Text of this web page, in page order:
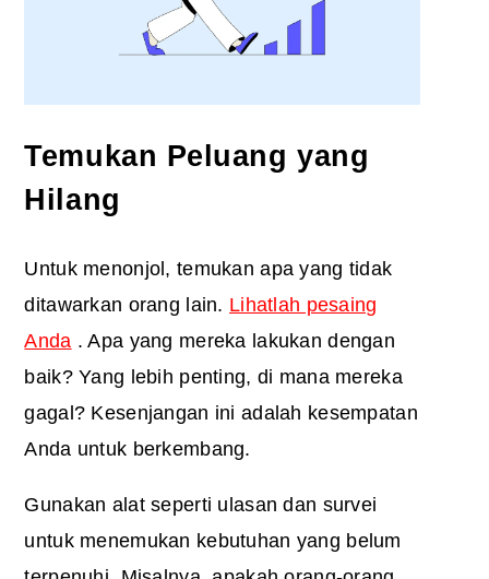
Temukan Peluang yang
Hilang
Untuk menonjol, temukan apa yang tidak
ditawarkan orang lain. Lihatlah pesaing
Anda . Apa yang mereka lakukan dengan
baik? Yang lebih penting, di mana mereka
gagal? Kesenjangan ini adalah kesempatan
Anda untuk berkembang.
Gunakan alat seperti ulasan dan survei
untuk menemukan kebutuhan yang belum